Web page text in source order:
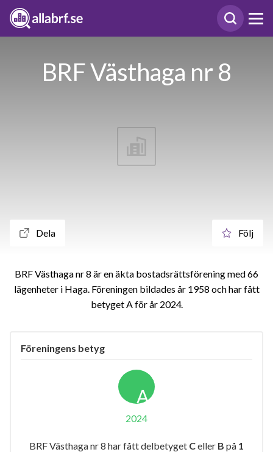
BRF Västhaga nr 8
Dela Följ
BRF Västhaga nr 8 är en äkta bostadsrättsförening med 66
lägenheter i Haga. Föreningen bildades år 1958 och har fått
betyget A för år 2024
Föreningens betyg
A
2024
BRF Västhaga nr 8 har fått delbetyget Celler B på 1